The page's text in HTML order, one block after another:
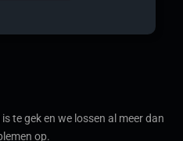
te gek en we lossen al meer dan
op.